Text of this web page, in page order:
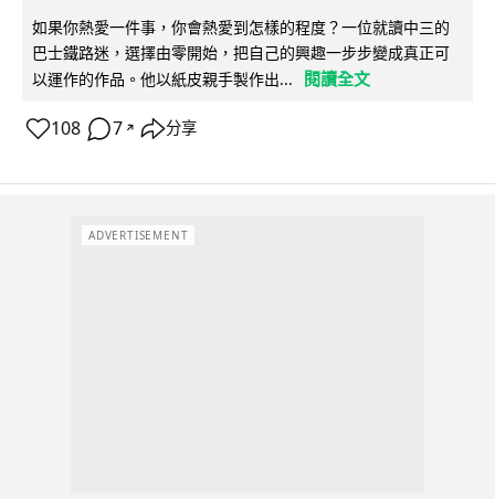
如果你熱愛一件事，你會熱愛到怎樣的程度？一位就讀中三的
巴士鐵路迷，選擇由零開始，把自己的興趣一步步變成真正可
以運作的作品。他以紙皮親手製作出...
閱讀全文
108 7 ↗ 分享
ADVERTISEMENT